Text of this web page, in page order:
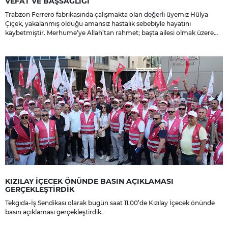
Trabzon Ferrero fabrikasında çalışmakta olan değerli üyemiz Hülya
Çiçek, yakalanmış olduğu amansız hastalık sebebiyle hayatını
kaybetmiştir. Merhume’ye Allah’tan rahmet; başta ailesi olmak üzere
KIZILAY İÇECEK ÖNÜNDE BASIN AÇIKLAMASI
GERÇEKLEŞTİRDİK
Tekgıda-İş Sendikası olarak bugün saat 11.00’de Kızılay İçecek önünde
basın açıklaması gerçekleştirdik.